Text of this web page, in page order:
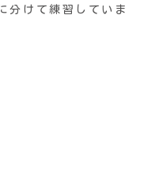
分けて練習していま